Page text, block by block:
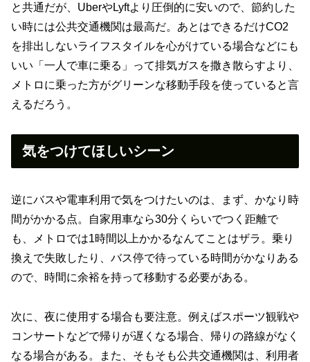
と共通だが、UberやLyftより圧倒的に安いので、節約した
い時には公共交通機関は最高だ。あとはできるだけCO2
を排出しないライフスタイルを心がけている場合などにも
いい「一人で車に乗る」って排気ガスを撒き散らすより、
メトロに乗った方がグリーンな移動手段を使っていると言
えるだろう。
気をつけてほしいシーン
逆にバスや電車利用で気をつけたいのは、まず、かなり時
間がかかる点。自家用車なら30分くらいでつく距離で
も、メトロでは1時間以上かかるなんてことはザラ。乗り
換えで失敗したり、バス停で待っている時間がかなりある
ので、時間に余裕を持って移動する必要がある。
次に、夜に使用する場合も要注意。例えばスポーツ観戦や
コンサートなどで帰りが遅くなる場合、帰りの路線がなく
なる場合がある。また、そもそも公共交通機関は、利用者